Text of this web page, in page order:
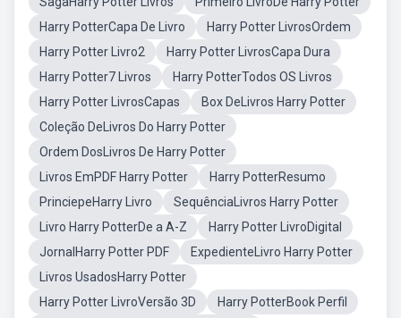
Harry PotterCapa De Livro
Harry Potter LivrosOrdem
Harry Potter Livro2
Harry Potter LivrosCapa Dura
Harry Potter7 Livros
Harry PotterTodos OS Livros
Harry Potter LivrosCapas
Box DeLivros Harry Potter
Coleção DeLivros Do Harry Potter
Ordem DosLivros De Harry Potter
Livros EmPDF Harry Potter
Harry PotterResumo
PrinciepeHarry Livro
SequênciaLivros Harry Potter
Livro Harry PotterDe a A-Z
Harry Potter LivroDigital
JornalHarry Potter PDF
ExpedienteLivro Harry Potter
Livros UsadosHarry Potter
Harry Potter LivroVersão 3D
Harry PotterBook Perfil